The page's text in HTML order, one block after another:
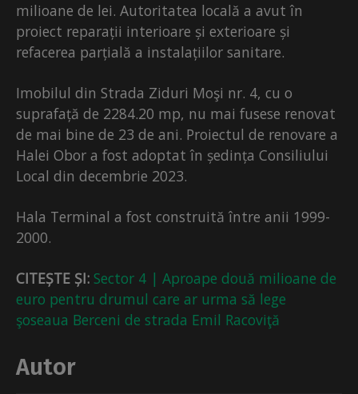
milioane de lei. Autoritatea locală a avut în
proiect reparații interioare și exterioare și
refacerea parțială a instalațiilor sanitare.
Imobilul din Strada Ziduri Moşi nr. 4, cu o
suprafață de 2284.20 mp, nu mai fusese renovat
de mai bine de 23 de ani. Proiectul de renovare a
Halei Obor a fost adoptat în ședința Consiliului
Local din decembrie 2023.
Hala Terminal a fost construită între anii 1999-
2000.
CITEȘTE ȘI: Sector 4 | Aproape două milioane de
euro pentru drumul care ar urma să lege
şoseaua Berceni de strada Emil Racoviţă
Autor